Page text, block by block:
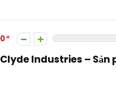
0
Clyde Industries – Sản